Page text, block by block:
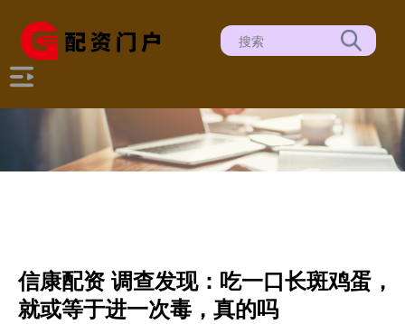
信康配资 调查发现：吃一口长斑鸡蛋，
就或等于进一次毒，真的吗